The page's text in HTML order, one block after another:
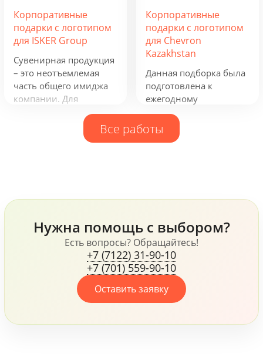
Вдыхать ягодный
аромат чая и ощущать
кислинку варенья на
языке. Остановись,
мгновение! В
предпраздничной
городской суете
становятся еще ценнее!
сферу деятельности
группы компаний и
будут полезны всем,
кто ведет активную
бизнес-деятельность.
Корпоративные
подарки с логотипом
для ISKER Group
Сувенирная продукция
– это неотъемлемая
часть общего имиджа
компании. Для
компании ISKER Group
Корпоративные
подарки с логотипом
для Chevron
Kazakhstan
Данная подборка была
подготовлена к
ежегодному
обновлению промо
продукции для
сотрудников
Harvest, ручки Senator и
все это говорит о том,
что компания, не
жалеет средств для
своих сотрудников.
Все работы
Нужна помощь с выбором?
Есть вопросы? Обращайтесь!
+7 (7122) 31-90-10
+7 (701) 559-90-10
Оставить заявку